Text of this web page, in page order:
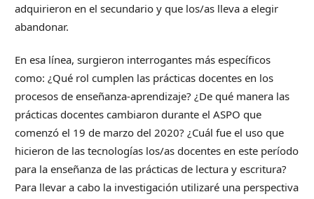
adquirieron en el secundario y que los/as lleva a elegir
abandonar.
En esa línea, surgieron interrogantes más específicos
como: ¿Qué rol cumplen las prácticas docentes en los
procesos de enseñanza-aprendizaje? ¿De qué manera las
prácticas docentes cambiaron durante el ASPO que
comenzó el 19 de marzo del 2020? ¿Cuál fue el uso que
hicieron de las tecnologías los/as docentes en este período
para la enseñanza de las prácticas de lectura y escritura?
Para llevar a cabo la investigación utilizaré una perspectiva